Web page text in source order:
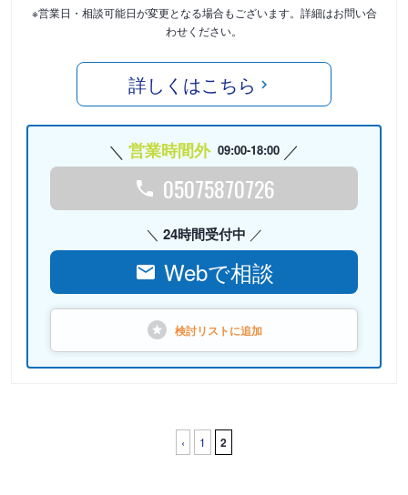
※営業日・相談可能日が変更となる場合もございます。詳細はお問い合
わせください。
詳しくはこちら
営業時間外 09:00-18:00
05075870726
24時間受付中
Webで相談
検討リストに追加
‹ 1 2